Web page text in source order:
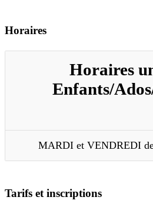
Horaires
Horaires
Enfants/
MARDI et VENDREDI
Tarifs et inscriptions